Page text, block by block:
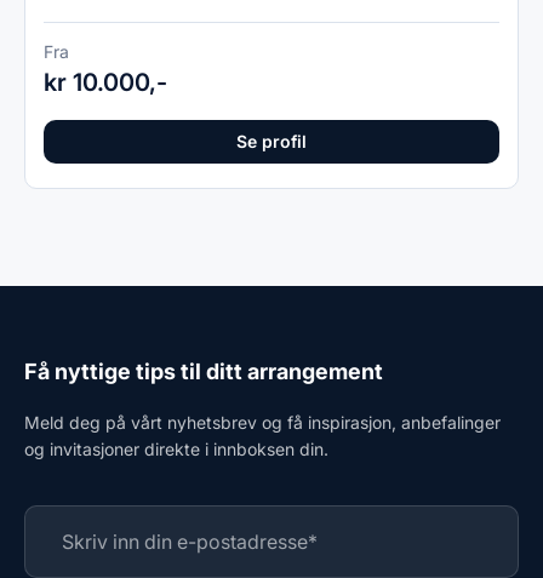
Fra
kr 10.000,-
Se profil
Få nyttige tips til ditt arrangement
Meld deg på vårt nyhetsbrev og få inspirasjon, anbefalinger
og invitasjoner direkte i innboksen din.